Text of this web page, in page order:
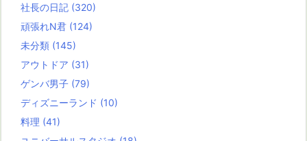
社長の日記 (320)
頑張れN君 (124)
未分類 (145)
アウトドア (31)
ゲンバ男子 (79)
ディズニーランド (10)
料理 (41)